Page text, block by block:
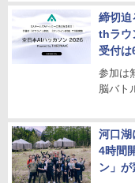
締切迫
thラウ
受付は
参加は
脳バト
河口湖
4時間
ン」